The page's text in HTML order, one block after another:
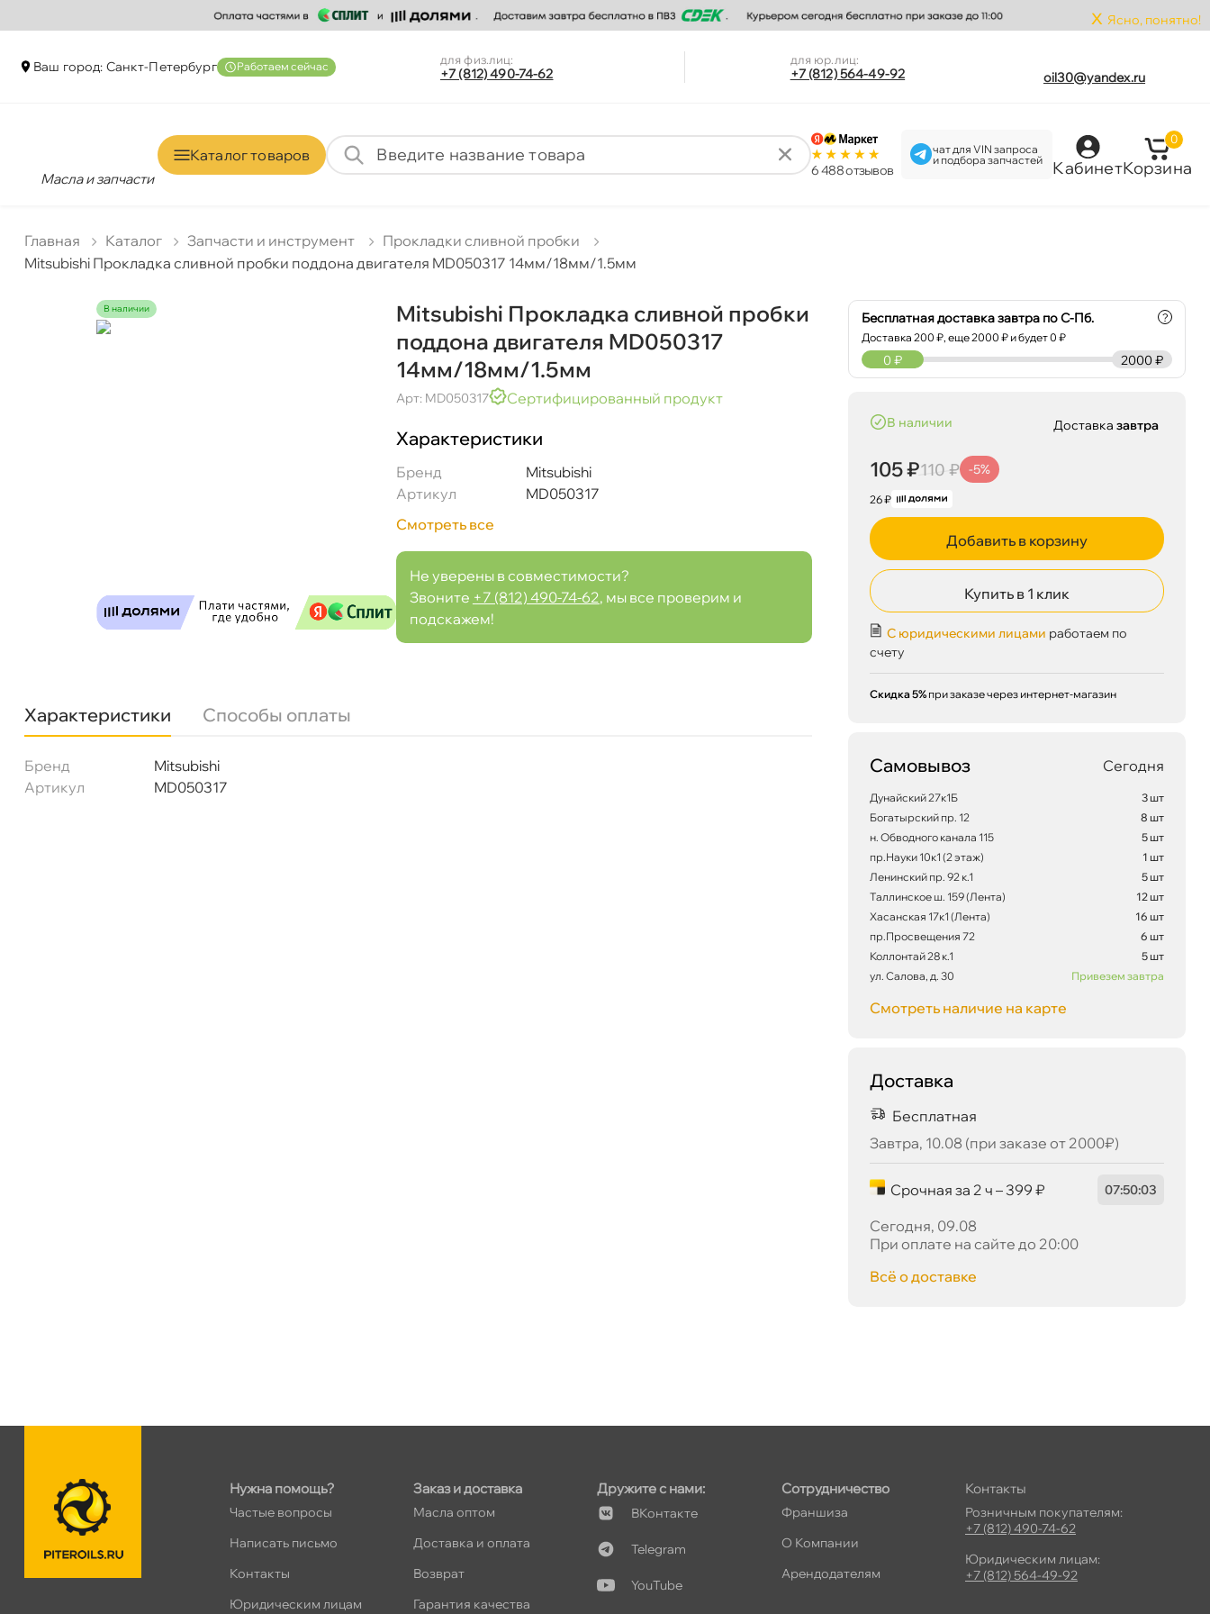
x Ясно, понятно!
аш город: Санкт-Петербур Работаем сейчас для физ.лиц:
+7 (812) 490-74-62
для юр.лиц:
+7 (812) 564-49-92 oil30@yandex.ru
Масла и запчасти
Каталог товаро
6 488 отзыво
чат для VIN запроса
и подбора запчастей
Кабинет
0
Корзина
Главная Катало Запчасти и инструмент
Прокладки сливной пробки
Mitsubishi Прокладка сливной пробки поддона двигателя MD050317 14мм/18мм/1.5мм
наличии
Mitsubishi Прокладка сливной пробки
поддона двигателя MD050317
14мм/18мм/1.5мм
Арт: MD050317 Сертифицированный продукт
Характеристики
Бренд
Mitsubishi
Артикул
MD050317
Смотреть все
Не уверены в совместимости?
Звоните +7 (812) 490-74-62, мы все проверим и
подскажем!
Характеристики Способы оплаты
Бренд
Mitsubishi
Артикул
MD050317
Бесплатная доставка завтра по С-Пб.
Доставка200 ₽, еще2000 ₽ и будет 0 ₽
?
2000 ₽
0 ₽
наличии
105 ₽110 ₽ -5%
26 ₽
Доставказавтра
Добавить в корзину
Купить в 1 клик
С юридическими лицами работаем по
счету
Скидка 5% при заказе через интернет-магазин
Самовывоз Сегодня
Дунайский 27к1Б
3 шт
Богатырский пр. 12
8 шт
н. Обводного канала 115
5 шт
пр.Науки 10к1 (2 этаж)
1 шт
Ленинский пр. 92 к.1
5 шт
Таллинское ш. 159 (Лента)
12 шт
Хасанская 17к1 (Лента)
16 шт
пр.Просвещения 72
6 шт
Коллонтай 28 к.1
5 шт
ул. Салова, д. 30
Привезем завтра
Смотреть наличие на карте
Доставка
Бесплатная
Завтра, 10.08 (при заказе от 2000₽)
Срочная за 2 ч – 399 ₽ 07:50:02
Сегодня, 09.08
При оплате на сайте до 20:00
сё о доставке
Mitsubishi Прокладка сливной пробки поддона двигателя MD050317 14мм/18мм/1.5мм 105 ₽ корзину
Таллинское ш. 159 (Лента)
ПН–ВС
Сегодня, бесплатно
Хасанская 17к1 (Лента)
Нужна помощь?
Частые вопросы
Написать письмо
Контакты
Юридическим лицам
Заказ и доставка
Масла оптом
Доставка и оплата
озврат
Гарантия качества
Дружите с нами:
Контакте
Telegram
YouTube
Сотрудничество
Франшиза
О Компании
Арендодателям
Контакты
Розничным покупателям:
+7 (812) 490-74-62
Юридическим лицам:
+7 (812) 564-49-92